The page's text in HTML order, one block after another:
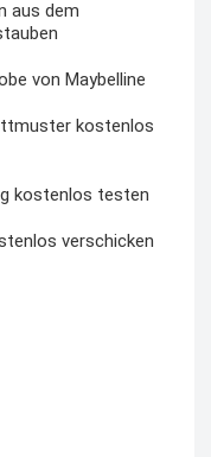
aus dem
von Maybelline
kostenlos
kostenlos testen
verschicken